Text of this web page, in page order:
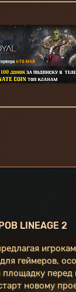
LINEAGE 2
геймеров,
новому